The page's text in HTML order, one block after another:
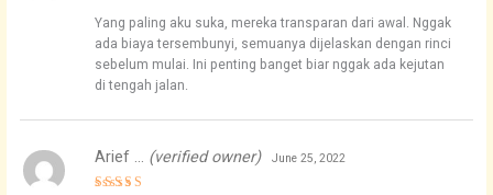
5
out of 5
Yang paling aku suka, mereka transparan dari awal. Nggak
ada biaya tersembunyi, semuanya dijelaskan dengan rinci
sebelum mulai. Ini penting banget biar nggak ada kejutan
di tengah jalan.
Arief … (verified owner) June 25, 2022